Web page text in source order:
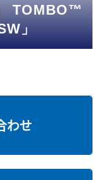
TOMBO™
」
わせ